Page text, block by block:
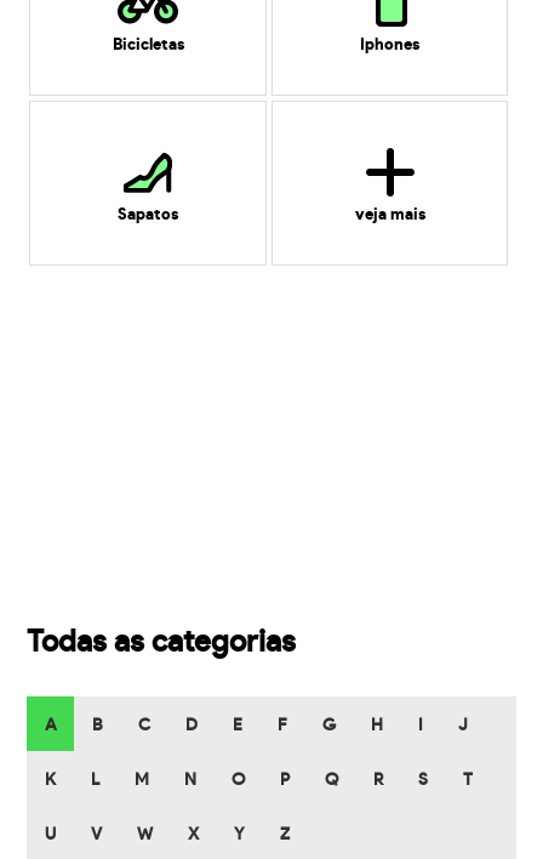
Bicicletas Iphones
Sapatos veja mais
Todas as categorias
A B C D E F G H J
K L M N O P Q R S T
U V W X Y Z